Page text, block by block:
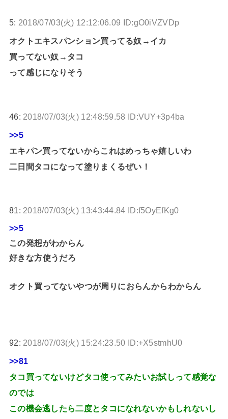
5: 2018/07/03(火) 12:12:06.09 ID:gO0iVZVDp
オクトエキスパンション買ってる奴→イカ
買ってない奴→タコ
って感じになりそう
46: 2018/07/03(火) 12:48:59.58 ID:VUY+3p4ba
>>5
エキパン買ってないからこれはめっちゃ嬉しいわ
二日間タコになって塗りまくるぜい！
81: 2018/07/03(火) 13:43:44.84 ID:f5OyEfKg0
>>5
この発想がわからん
好きな方使うだろ
オクト買ってないやつが周りにおらんからわからん
92: 2018/07/03(火) 15:24:23.50 ID:+X5stmhU0
>>81
タコ買ってないけどタコ使ってみたいお試しって感覚な
のでは
この機会逃したら二度とタコになれないかもしれないし